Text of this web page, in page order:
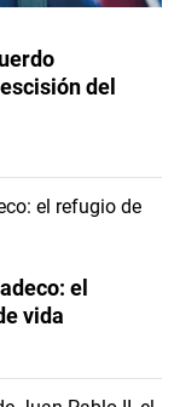
del
el
vida